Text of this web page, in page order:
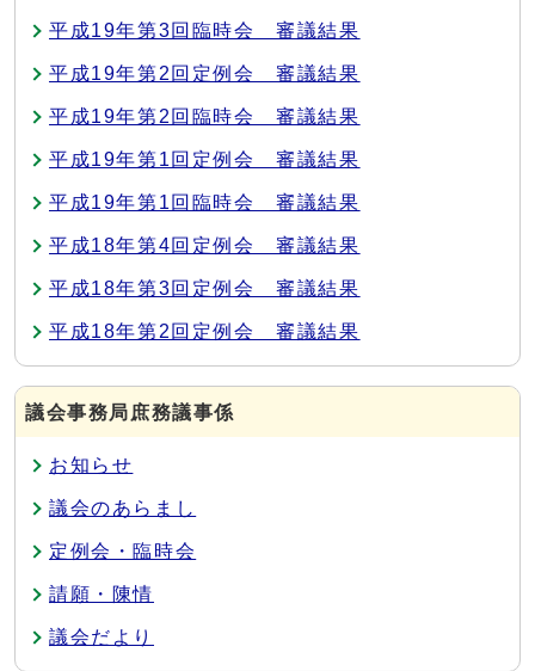
平成19年第3回臨時会 審議結果
平成19年第2回定例会 審議結果
平成19年第2回臨時会 審議結果
平成19年第1回定例会 審議結果
平成19年第1回臨時会 審議結果
平成18年第4回定例会 審議結果
平成18年第3回定例会 審議結果
平成18年第2回定例会 審議結果
議会事務局庶務議事係
お知らせ
議会のあらまし
定例会・臨時会
請願・陳情
議会だより